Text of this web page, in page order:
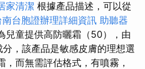
家清潔 根據產品描述，可以從
南台胞證辦理詳細資訊 助聽器
兒童提供高防曬霜（50），由
，該產品是敏感皮膚的理想選
而無需評估格式，有噴霧，